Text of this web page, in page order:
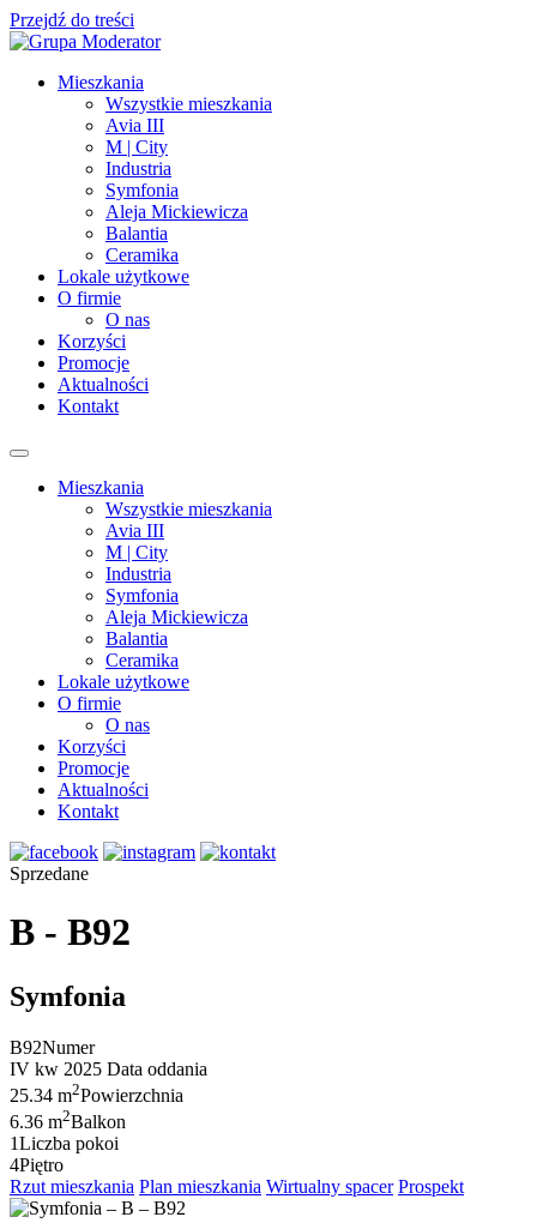
Przejdź do treści
Mieszkania
Wszystkie mieszkania
Avia III
M | City
Industria
Symfonia
Aleja Mickiewicza
Balantia
Ceramika
Lokale użytkowe
O firmie
O nas
Korzyści
Promocje
Aktualności
Kontakt
Mieszkania
Wszystkie mieszkania
Avia III
M | City
Industria
Symfonia
Aleja Mickiewicza
Balantia
Ceramika
Lokale użytkowe
O firmie
O nas
Korzyści
Promocje
Aktualności
Kontakt
Sprzedane
B - B92
Symfonia
B92Numer
IV kw 2025 Data oddania
25.34 m2Powierzchnia
6.36 m2Balkon
1Liczba pokoi
4Piętro
Rzut mieszkania Plan mieszkania Wirtualny spacer Prospekt